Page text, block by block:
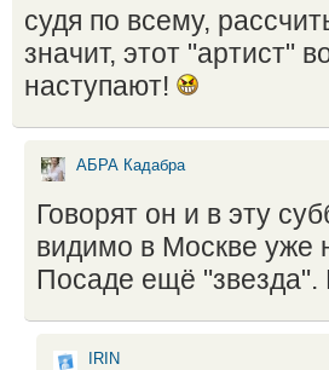
судя по всему,
значит, этот "артист"
наступают!
АБРА Кадабра
Говорят он и в эту
видимо в Москве уже
Посаде ещё "звезда".
IRIN